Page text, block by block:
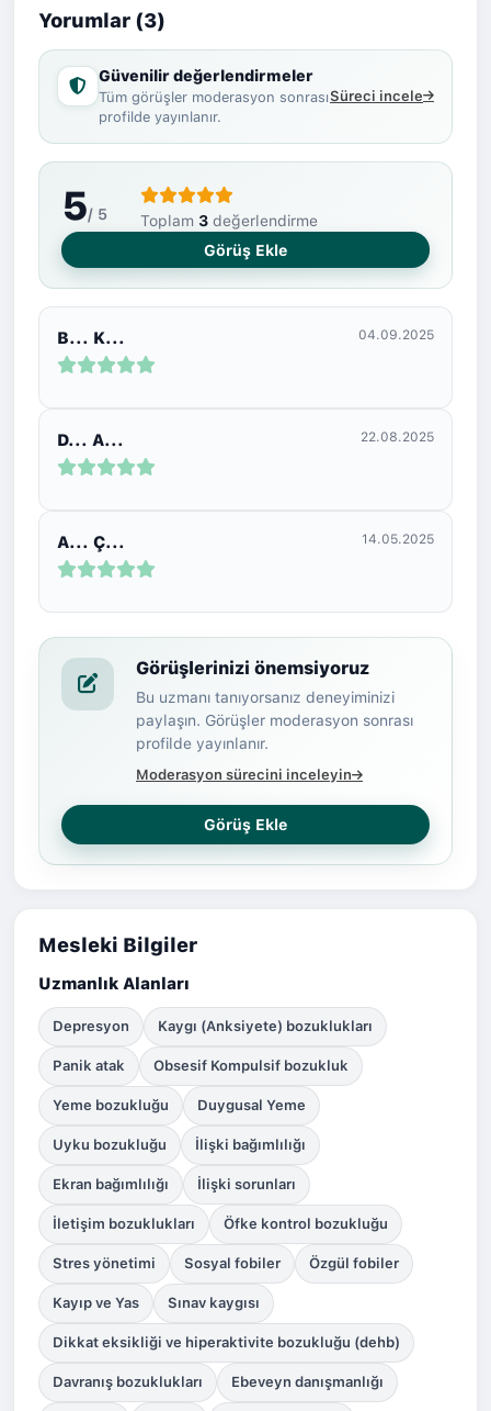
etkinliklerine katıldım, Travma Sonrası Stres
Bozukluğu , Ölüm ve Yas ve Aile ve Çiftler üzerine
çeşitli eğitimler aldım.
Yorumlar (3)
Güvenilir değerlendirmeler
Tüm görüşler moderasyon sonrası
profilde yayınlanır.
Süreci incele
5/ 5 Toplam 3 değerlendirme
Görüş Ekle
B... K... 04.09.2025
D... A... 22.08.2025
A... Ç... 14.05.2025
Görüşlerinizi önemsiyoruz
Bu uzmanı tanıyorsanız deneyiminizi
paylaşın. Görüşler moderasyon sonrası
profilde yayınlanır.
Moderasyon sürecini inceleyin
Görüş Ekle
Mesleki Bilgiler
Uzmanlık Alanları
Depresyon Kaygı (Anksiyete) bozuklukları
Panik atak Obsesif Kompulsif bozukluk
Yeme bozukluğu Duygusal Yeme
Uyku bozukluğu İlişki bağımlılığı
Ekran bağımlılığı İlişki sorunları
İletişim bozuklukları Öfke kontrol bozukluğu
Stres yönetimi Sosyal fobiler Özgül fobiler
Kayıp ve Yas Sınav kaygısı
Dikkat eksikliği ve hiperaktivite bozukluğu (dehb)
Davranış bozuklukları Ebeveyn danışmanlığı